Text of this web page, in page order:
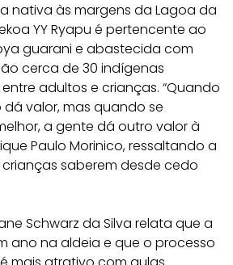
nativa às margens da Lagoa da
YY Ryapu é pertencente ao
guarani e abastecida com
cerca de 30 indígenas
adultos e crianças. “Quando
valor, mas quando se
a gente dá outro valor à
Paulo Morinico, ressaltando a
saberem desde cedo
Schwarz da Silva relata que a
ano na aldeia e que o processo